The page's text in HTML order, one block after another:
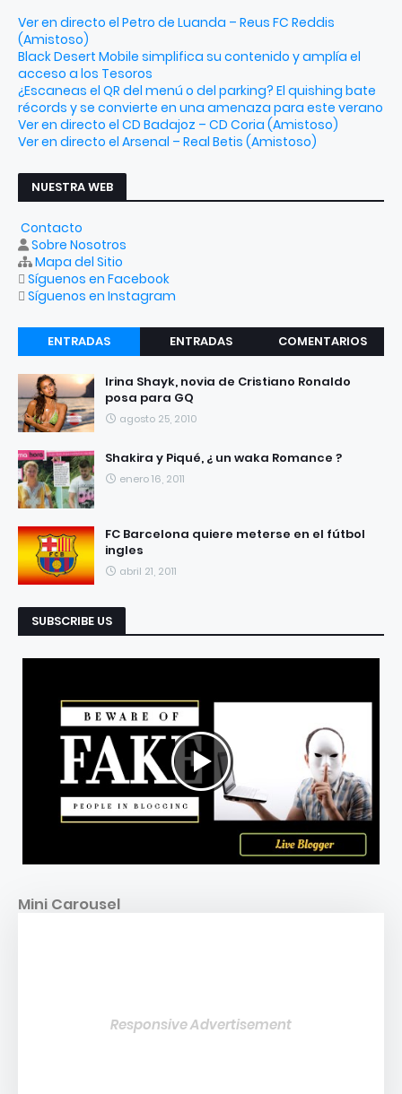
Ver en directo el Petro de Luanda – Reus FC Reddis
(Amistoso)
Black Desert Mobile simplifica su contenido y amplía el
acceso a los Tesoros
¿Escaneas el QR del menú o del parking? El quishing bate
récords y se convierte en una amenaza para este verano
Ver en directo el CD Badajoz – CD Coria (Amistoso)
Ver en directo el Arsenal – Real Betis (Amistoso)
NUESTRA WEB
Contacto
Sobre Nosotros
Mapa del Sitio
Síguenos en Facebook
Síguenos en Instagram
ENTRADAS
RECIENTES
ENTRADAS
COMENTARIOS
Irina Shayk, novia de Cristiano Ronaldo
posa para GQ
agosto 25, 2010
Shakira y Piqué, ¿ un waka Romance ?
enero 16, 2011
FC Barcelona quiere meterse en el fútbol
ingles
abril 21, 2011
SUBSCRIBE US
Mini Carousel
Responsive Advertisement